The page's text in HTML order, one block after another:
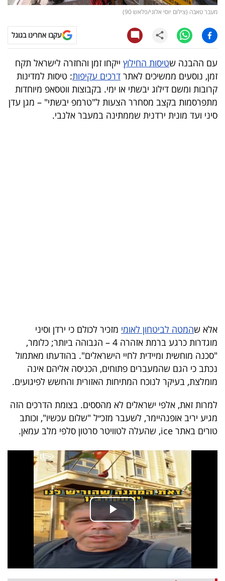
ויראלי
טלוויזיה
עסקי
ספורט
קריירה
ולימודים
המילון
הכלכלי
פודקאסט
40
UNDER
40
פעולה
דרושים
ניוזלטרים
מעבר טאבה (צילום יוסי אלוני/פלאש 90)
עקבו אחרינו בגוגל
עם ההבנה שטיסות החילוץ ייקחו זמן והחזרה לישראל תקח
זמן, נוסעים ממשיכים לאתר דרכים עקיפות: טיסות למדינות
קרובות ומשם דילוג יבשתי או ימי. בקבוצות ווטסאפ מיוחדות
מתפרסמות בקצב מסחרר הצעות ל"טרמפ יבשתי" – מגן עדן
סיני ועד מונית ירדנית שממתינה במעבר אלנבי.
אלא שהמטה לביטחון לאומי מזכיר לכולם כי ירדן וסיני
מוגדרות כרגע ברמת אזהרה 4 – הגבוהה ביותר; כלומר,
"סכנה מוחשית ומיידית לחיי הישראלים". בהודעתו מאתמול
נכתב כי הגם שהמעברים פתוחים, הכניסה אליהם אינה
מומלצת, בעיקר לנוכח המתיחות האזורית והחשש לפיגועים.
למרות זאת, אלפי ישראלים לא מהססים. בצומת הדרכים הזה
מגיע יריב אופנהיימר, לשעבר מזכ״ל "שלום עכשיו", וכותב
טורים באתר ice, שהעלה לטוויטר סרטון סלפי מלב עמאן.